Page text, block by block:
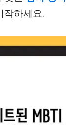
작하세요.